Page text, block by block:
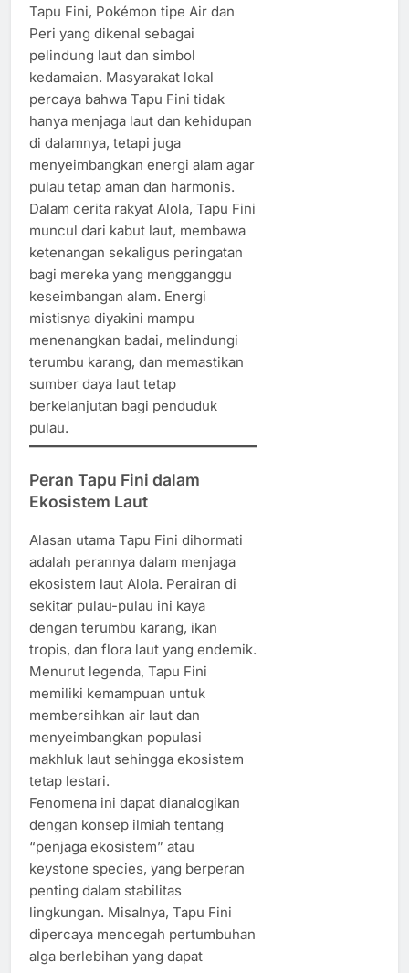
Tapu Fini, Pokémon tipe Air dan
Peri yang dikenal sebagai
pelindung laut dan simbol
kedamaian. Masyarakat lokal
percaya bahwa Tapu Fini tidak
hanya menjaga laut dan kehidupan
di dalamnya, tetapi juga
menyeimbangkan energi alam agar
pulau tetap aman dan harmonis.
Dalam cerita rakyat Alola, Tapu Fini
muncul dari kabut laut, membawa
ketenangan sekaligus peringatan
bagi mereka yang mengganggu
keseimbangan alam. Energi
mistisnya diyakini mampu
menenangkan badai, melindungi
terumbu karang, dan memastikan
sumber daya laut tetap
berkelanjutan bagi penduduk
pulau.
Peran Tapu Fini dalam
Ekosistem Laut
Alasan utama Tapu Fini dihormati
adalah perannya dalam menjaga
ekosistem laut Alola. Perairan di
sekitar pulau-pulau ini kaya
dengan terumbu karang, ikan
tropis, dan flora laut yang endemik.
Menurut legenda, Tapu Fini
memiliki kemampuan untuk
membersihkan air laut dan
menyeimbangkan populasi
makhluk laut sehingga ekosistem
tetap lestari.
Fenomena ini dapat dianalogikan
dengan konsep ilmiah tentang
“penjaga ekosistem” atau
keystone species, yang berperan
penting dalam stabilitas
lingkungan. Misalnya, Tapu Fini
dipercaya mencegah pertumbuhan
alga berlebihan yang dapat